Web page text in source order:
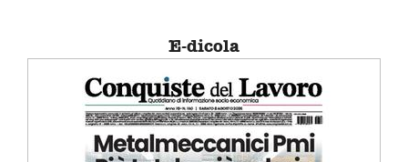
E-dicola